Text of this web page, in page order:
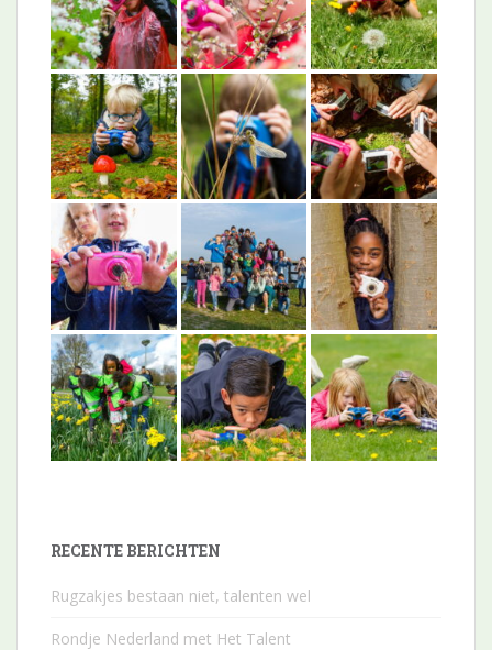
RECENTE BERICHTEN
Rugzakjes bestaan niet, talenten wel
Rondje Nederland met Het Talent